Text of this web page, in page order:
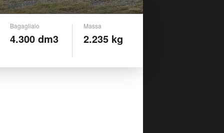
Bagagliaio
4.300 dm3
Massa
2.235 kg